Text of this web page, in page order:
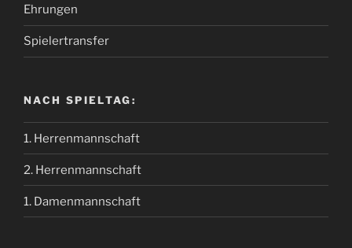
Ehrungen
Spielertransfer
NACH SPIELTAG:
1. Herrenmannschaft
2. Herrenmannschaft
1. Damenmannschaft